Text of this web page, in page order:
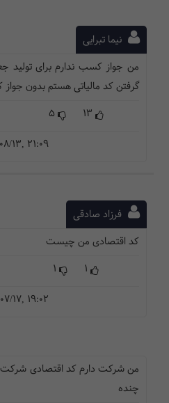
نیما تبرایی
من جواز کسب ندارم برای تولید
گرفتن کد مالیاتی هستم بدون
13, 21:09
فرزاد صادقی
کد اقتصادی من چیست
1
1
17, 19:02
چنده